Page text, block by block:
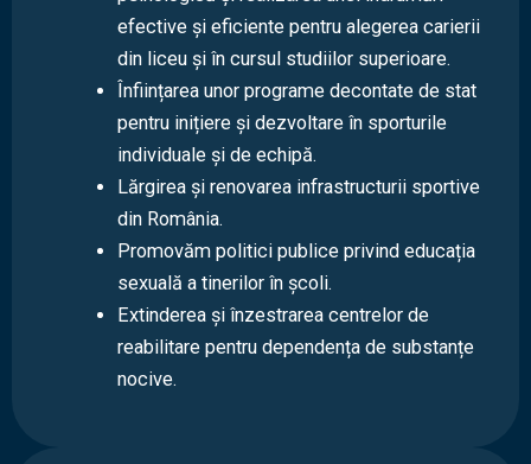
efective și eficiente pentru alegerea carierii
din liceu și în cursul studiilor superioare.
Înființarea unor programe decontate de stat
pentru inițiere și dezvoltare în sporturile
individuale și de echipă.
Lărgirea și renovarea infrastructurii sportive
din România.
Promovăm politici publice privind educația
sexuală a tinerilor în școli.
Extinderea și înzestrarea centrelor de
reabilitare pentru dependența de substanțe
nocive.